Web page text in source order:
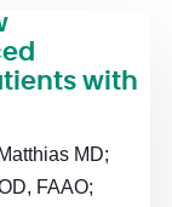
with
MD;
FAAO;